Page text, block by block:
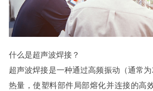
什么是超声波焊接？
超声波焊接是一种通过高频振动（通常为
热量，使塑料部件局部熔化并连接的高